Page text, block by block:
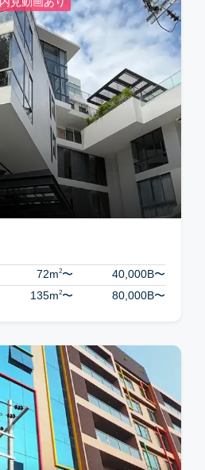
72m2〜 40,000B〜
135m2〜 80,000B〜